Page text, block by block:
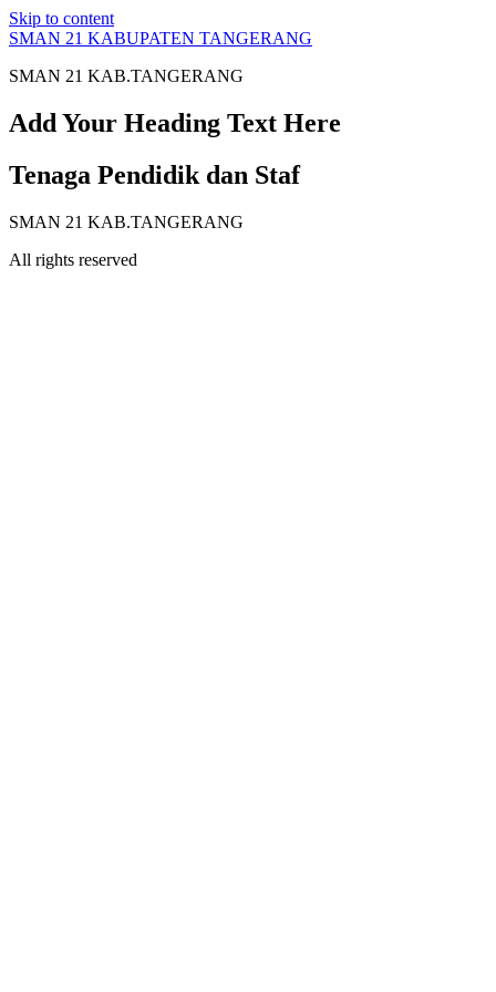
Skip to content
SMAN 21 KABUPATEN TANGERANG
SMAN 21 KAB.TANGERANG
Add Your Heading Text Here
Tenaga Pendidik dan Staf
SMAN 21 KAB.TANGERANG
All rights reserved